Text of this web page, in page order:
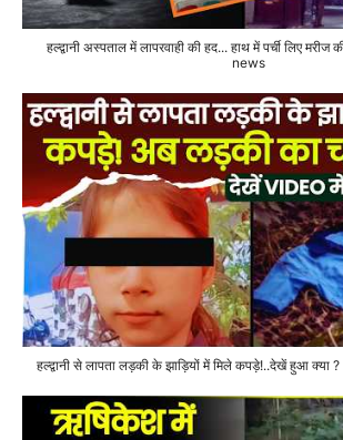
हल्द्वानी अस्पताल में लापरवाही की हद... हाथ में पर्ची लिए
news
हल्द्वानी से लापता लड़की के झाड़ियों में मिले कपड़े!..देखें हुआ